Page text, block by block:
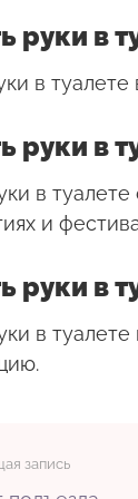
руки в
в
руки в
в
и
руки в
в
запись